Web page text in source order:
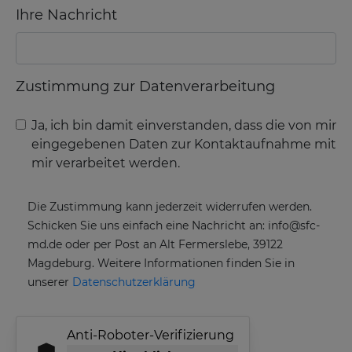
Ihre Nachricht
Zustimmung zur Datenverarbeitung
Ja, ich bin damit einverstanden, dass die von mir
eingegebenen Daten zur Kontaktaufnahme mit
mir verarbeitet werden.
Die Zustimmung kann jederzeit widerrufen werden.
Schicken Sie uns einfach eine Nachricht an: info@sfc-
md.de oder per Post an Alt Fermerslebe, 39122
Magdeburg. Weitere Informationen finden Sie in
unserer Datenschutzerklärung
Anti-Roboter-Verifizierung